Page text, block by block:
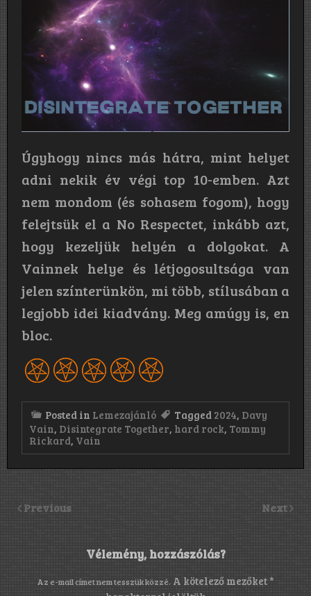
Úgyhogy nincs más hátra, mint helyet
adni nekik év végi top 10-emben. Azt
nem mondom (és sohasem fogom), hogy
felejtsük el a No Respectet, inkább azt,
hogy kezeljük helyén a dolgokat. A
Vainnek helye és létjogosultsága van
jelen színterünkön, mi több, stílusában a
legjobb idei kiadvány. Meg amúgy is, en
bloc.
Posted in Lemezajánló Tagged 2024, Davy
Vain, Disintegrate Together, hard rock, Tommy
Rickard, Vain
Previous Next
Vélemény, hozzászólás?
Az e-mail címet nem tesszük közzé. A kötelező mezőket *